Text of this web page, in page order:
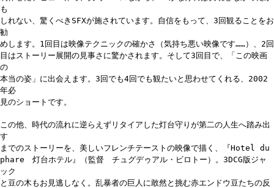
も
しれない、驚くべきSFXが施されています。自信をもって、3回観ることをお
勧
めします。1回目は映像テクニックの確かさ（気持ち悪い映像です……）、2回
目はストーリー展開の見事さに驚かされます。そして3回目で、「この映画
の
本当の姿」に出会えます。3回でも4回でも観たいと思わせてくれる、2002
年必
見のショートです。
この他、時代の流れに逆らえずリタイアした灯台守りが第二の人生へ踏み出
す
までのストーリーを、美しいフレンチテーストの映像で描く、『Hotel du
phare 灯台ホテル』（監督 チュグデゥアル・ビロトー）。3DCG版ジャ
ック
と豆の木もお見逃しなく。乱暴者の巨人に敢然と挑む赤エンドウ豆たちの反